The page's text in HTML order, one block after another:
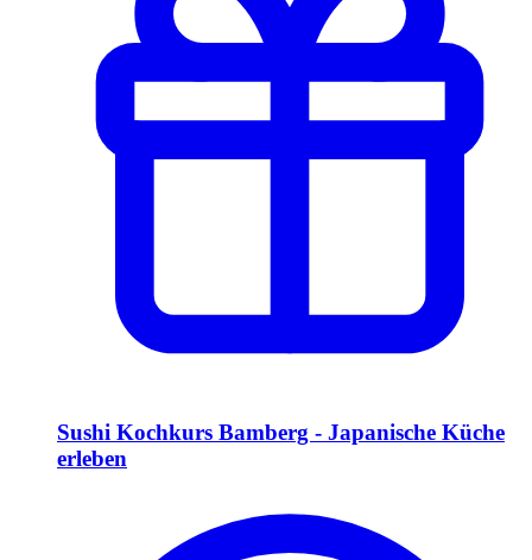
Sushi Kochkurs Bamberg - Japanische Küche
erleben